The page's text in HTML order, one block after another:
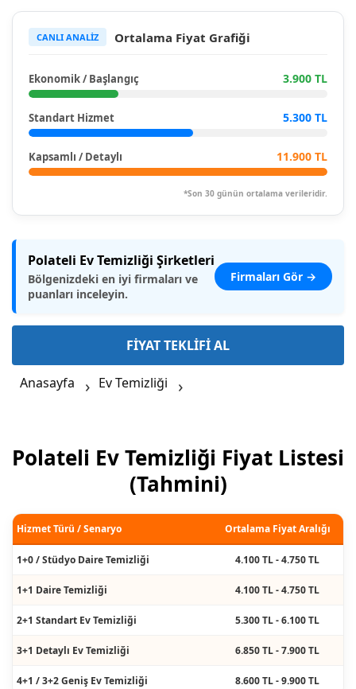
CANLI ANALİZ Ortalama Fiyat Grafiği
Ekonomik / Başlangıç 3.900 TL
Standart Hizmet 5.300 TL
Kapsamlı / Detaylı 11.900 TL
*Son 30 günün ortalama verileridir.
Polateli Ev Temizliği Şirketleri
Bölgenizdeki en iyi firmaları ve
puanları inceleyin.
Firmaları Gör →
FİYAT TEKLİFİ AL
Anasayfa Ev Temizliği
Polateli Ev Temizliği Fiyat Listesi
(Tahmini)
Hizmet Türü / Senaryo Ortalama Fiyat Aralığı
1+0 / Stüdyo Daire Temizliği 4.100 TL - 4.750 TL
1+1 Daire Temizliği 4.100 TL - 4.750 TL
2+1 Standart Ev Temizliği 5.300 TL - 6.100 TL
3+1 Detaylı Ev Temizliği 6.850 TL - 7.900 TL
4+1 / 3+2 Geniş Ev Temizliği 8.600 TL - 9.900 TL